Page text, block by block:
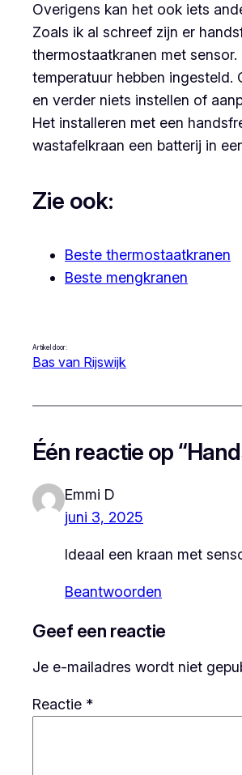
Overigens kan het ook iets
Zoals ik al schreef zijn er
thermostaatkranen met
temperatuur hebben
en verder niets instellen of
Het installeren met een
wastafelkraan een batterij in
Zie ook:
Beste thermostaatkranen
Beste mengkranen
Artikel door:
Bas van Rijswijk
Één reactie op
Emmi D
juni 3, 2025
Ideaal een kraan met
Beantwoorden
Geef een reactie
Je e-mailadres wordt niet
Reactie *